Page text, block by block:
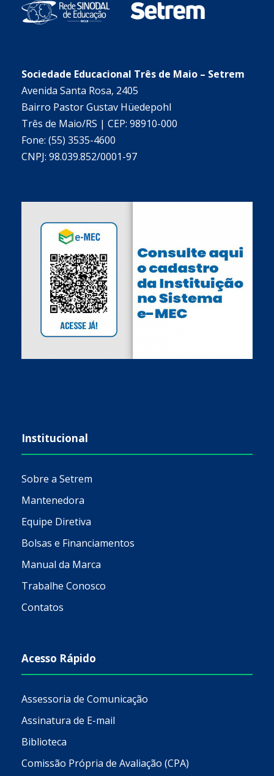
Sociedade Educacional Três de Maio – Setrem
Avenida Santa Rosa, 2405
Bairro Pastor Gustav Hüedepohl
Três de Maio/RS | CEP: 98910-000
Fone: (55) 3535-4600
CNPJ: 98.039.852/0001-97
Institucional
Sobre a Setrem
Mantenedora
Equipe Diretiva
Bolsas e Financiamentos
Manual da Marca
Trabalhe Conosco
Contatos
Acesso Rápido
Assessoria de Comunicação
Assinatura de E-mail
Biblioteca
Comissão Própria de Avaliação (CPA)